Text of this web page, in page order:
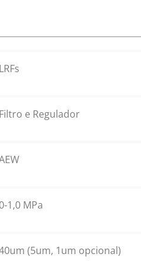
LRFs
Filtro e Regulador
0-1,0 MPa
(5um, 1um opcional)